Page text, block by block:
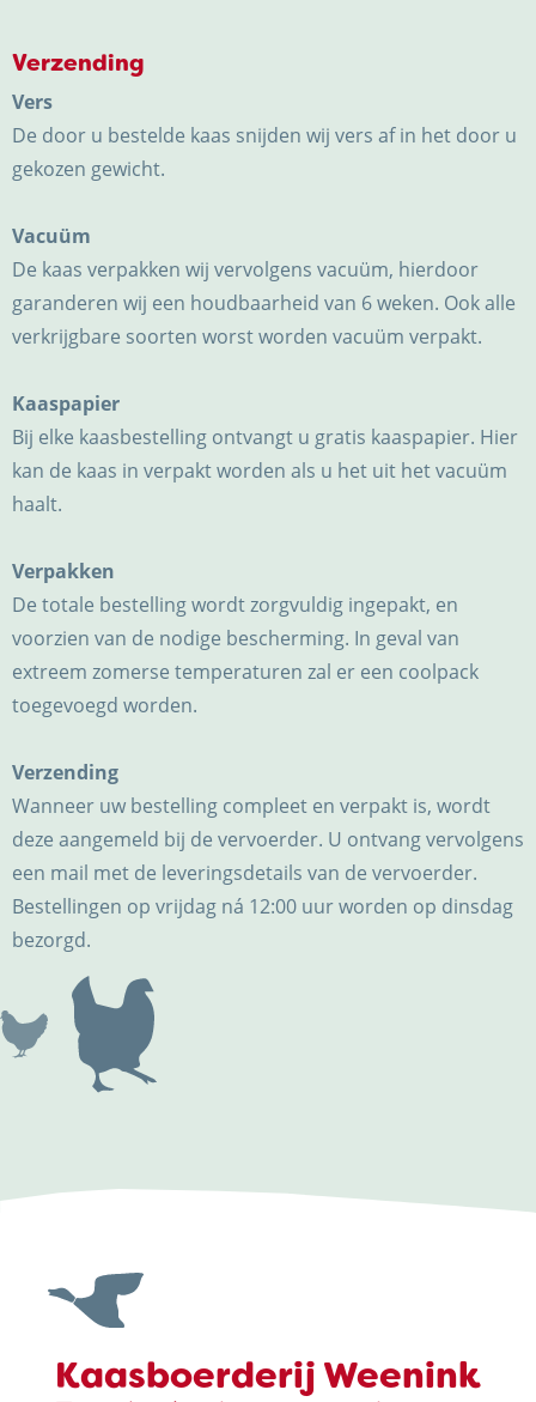
Verzending
Vers
De door u bestelde kaas snijden wij vers af in het door u
gekozen gewicht.
Vacuüm
De kaas verpakken wij vervolgens vacuüm, hierdoor
garanderen wij een houdbaarheid van 6 weken. Ook alle
verkrijgbare soorten worst worden vacuüm verpakt.
Kaaspapier
Bij elke kaasbestelling ontvangt u gratis kaaspapier. Hier
kan de kaas in verpakt worden als u het uit het vacuüm
haalt.
Verpakken
De totale bestelling wordt zorgvuldig ingepakt, en
voorzien van de nodige bescherming. In geval van
extreem zomerse temperaturen zal er een coolpack
toegevoegd worden.
Verzending
Wanneer uw bestelling compleet en verpakt is, wordt
deze aangemeld bij de vervoerder. U ontvang vervolgens
een mail met de leveringsdetails van de vervoerder.
Bestellingen op vrijdag ná 12:00 uur worden op dinsdag
bezorgd.
Kaasboerderij Weenink